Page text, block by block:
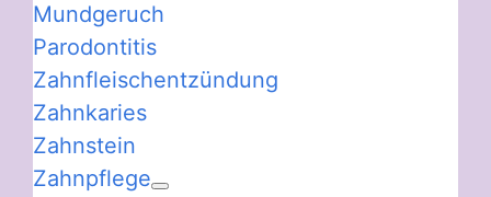
Mundgeruch
Parodontitis
Zahnfleischentzündung
Zahnkaries
Zahnstein
Zahnpflege